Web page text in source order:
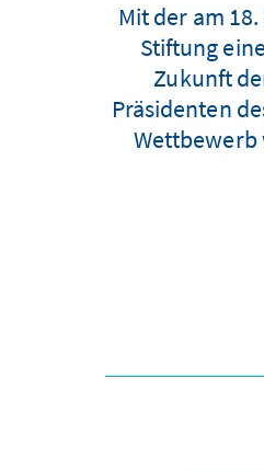
Mit der am
Stiftung
Zukunft
Präsidenten
Wettbewerb